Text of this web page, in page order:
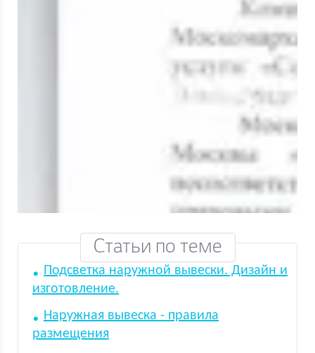
Статьи по теме
Подсветка наружной вывески. Дизайн и
изготовление.
Наружная вывеска - правила
размещения